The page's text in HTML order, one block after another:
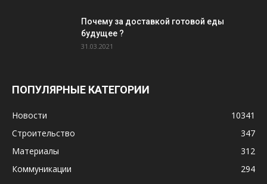
Почему за доставкой готовой еды
будущее ?
31.03.2021
ПОПУЛЯРНЫЕ КАТЕГОРИИ
Новости
10341
Строительство
347
Материалы
312
Коммуникации
294